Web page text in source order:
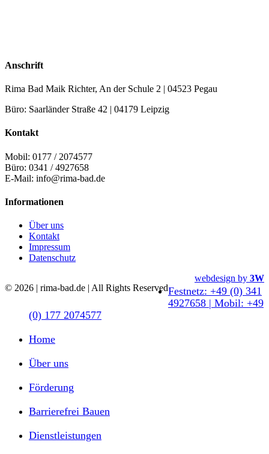
Anschrift
Rima Bad Maik Richter, An der Schule 2 | 04523 Pegau
Büro: Saarländer Straße 42 | 04179 Leipzig
Kontakt
Mobil: 0177 / 2074577
Büro: 0341 / 4927658
E-Mail: info@rima-bad.de
Informationen
Über uns
Kontakt
Impressum
Datenschutz
© 2026 | rima-bad.de | All Rights Reserved
webdesign by 3W
Menu
Festnetz: +49 (0) 341
4927658 | Mobil: +49
(0) 177 2074577
Home
Über uns
Förderung
Barrierefrei Bauen
Dienstleistungen